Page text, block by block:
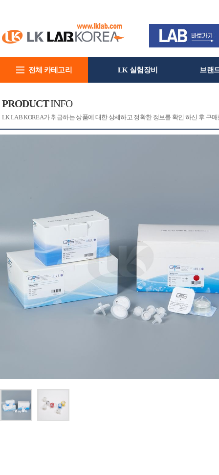
전체 카테고리 LK 실험장비 브랜
PRODUCTINFO
LK LAB KOREA가 취급하는 상품에 대한 상세하고 정확한 정보를 확인 하신 후 구